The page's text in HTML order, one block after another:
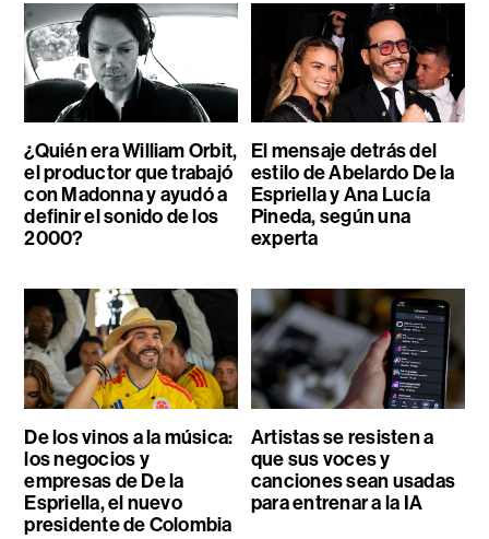
¿Quién era William Orbit,
el productor que trabajó
con Madonna y ayudó a
definir el sonido de los
2000?
El mensaje detrás del
estilo de Abelardo De la
Espriella y Ana Lucía
Pineda, según una
experta
De los vinos a la música:
los negocios y
empresas de De la
Espriella, el nuevo
presidente de Colombia
Artistas se resisten a
que sus voces y
canciones sean usadas
para entrenar a la IA